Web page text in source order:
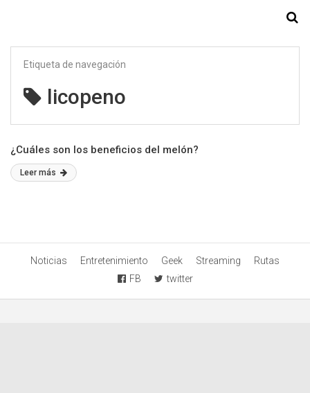
Etiqueta de navegación
licopeno
¿Cuáles son los beneficios del melón?
Leer más
Noticias Entretenimiento Geek Streaming
Rutas
FB
twitter